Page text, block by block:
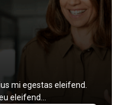
mi egestas eleifend.
eleifend...